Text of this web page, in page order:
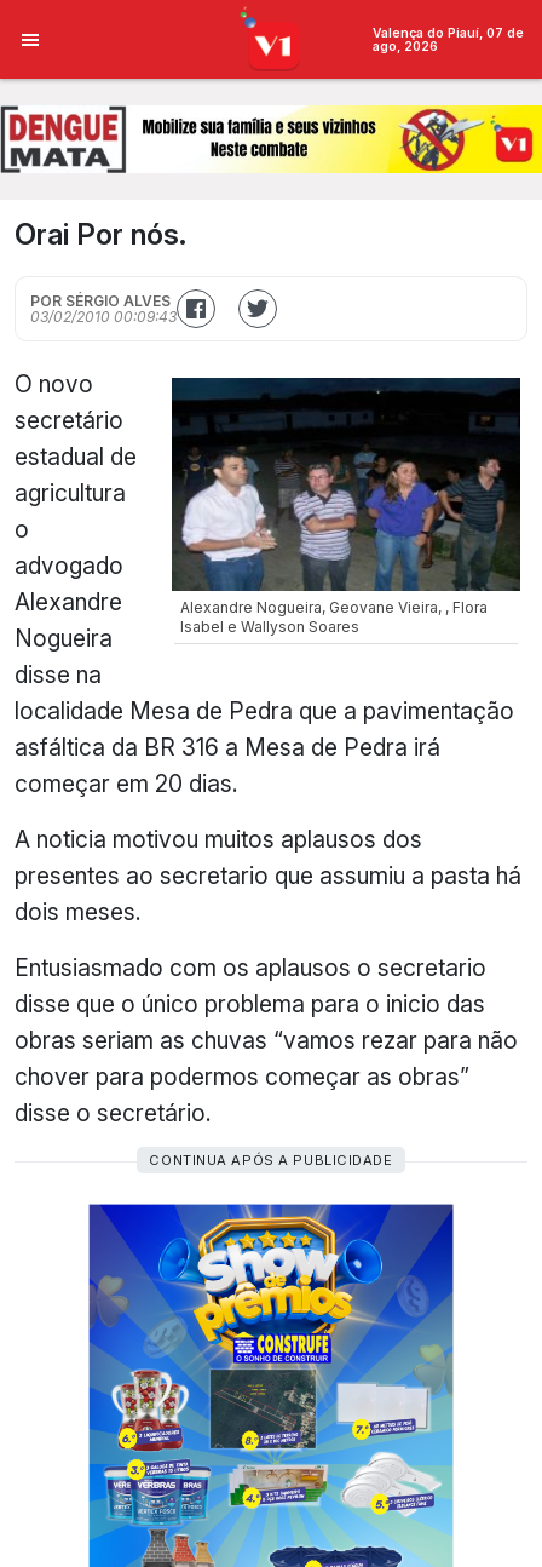
Valença do Piauí, 07 de
ago, 2026
Orai Por nós.
POR SÉRGIO ALVES
03/02/2010 00:09:43
Alexandre Nogueira, Geovane Vieira, , Flora
Isabel e Wallyson Soares
O novo
secretário
estadual de
agricultura
o
advogado
Alexandre
Nogueira
disse na
localidade Mesa de Pedra que a pavimentação
asfáltica da BR 316 a Mesa de Pedra irá
começar em 20 dias.
A noticia motivou muitos aplausos dos
presentes ao secretario que assumiu a pasta há
dois meses.
Entusiasmado com os aplausos o secretario
disse que o único problema para o inicio das
obras seriam as chuvas “vamos rezar para não
chover para podermos começar as obras”
disse o secretário.
CONTINUA APÓS A PUBLICIDADE